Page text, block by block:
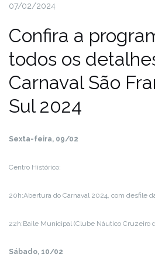
07/02/2024
Confira a
todos os
Carnaval São
Sul 2024
Sexta-feira, 09/02
Centro Histórico:
20h:Abertura do Carnaval 2024, com desfile
22h:Baile Municipal (Clube Náutico Cruzeiro
Sábado, 10/02